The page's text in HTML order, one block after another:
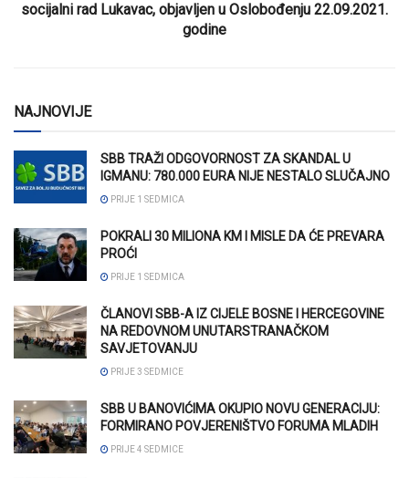
socijalni rad Lukavac, objavljen u Oslobođenju 22.09.2021.
godine
NAJNOVIJE
SBB TRAŽI ODGOVORNOST ZA SKANDAL U
IGMANU: 780.000 EURA NIJE NESTALO SLUČAJNO
PRIJE 1 SEDMICA
POKRALI 30 MILIONA KM I MISLE DA ĆE PREVARA
PROĆI
PRIJE 1 SEDMICA
ČLANOVI SBB-A IZ CIJELE BOSNE I HERCEGOVINE
NA REDOVNOM UNUTARSTRANAČKOM
SAVJETOVANJU
PRIJE 3 SEDMICE
SBB U BANOVIĆIMA OKUPIO NOVU GENERACIJU:
FORMIRANO POVJERENIŠTVO FORUMA MLADIH
PRIJE 4 SEDMICE